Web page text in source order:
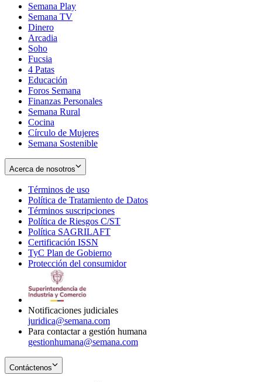
Semana Play
Semana TV
Dinero
Arcadia
Soho
in
new
window
Fucsia
in
new
window
4 Patas
Educación
Foros Semana
Finanzas Personales
Semana Rural
Cocina
Círculo de Mujeres
Semana Sostenible
Acerca de nosotros
Términos de uso
in
new
window
Política de Tratamiento de Datos
Términos suscripciones
in
Política de Riesgos C/ST
Política SAGRILAFT
new
window
Certificación ISSN
in
new
TyC Plan de Gobierno
in
Protección del consumidorOpens
Notificaciones judiciales
juridica@semana.com
Para contactar a gestión humana
gestionhumana@semana.com
Contáctenos